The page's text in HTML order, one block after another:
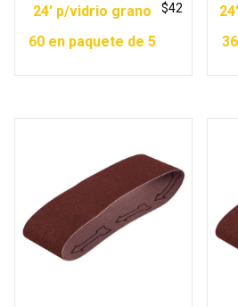
24′ p/vidrio grano
60 en paquete de 5
$42